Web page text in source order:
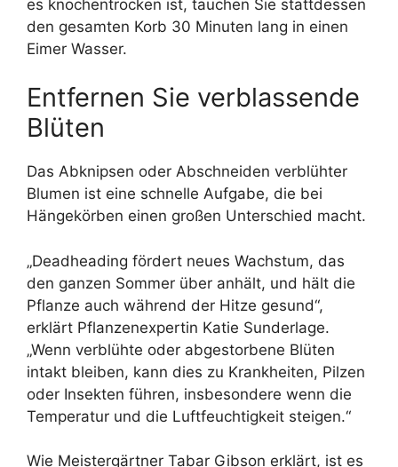
es knochentrocken ist, tauchen Sie stattdessen
den gesamten Korb 30 Minuten lang in einen
Eimer Wasser.
Entfernen Sie verblassende
Blüten
Das Abknipsen oder Abschneiden verblühter
Blumen ist eine schnelle Aufgabe, die bei
Hängekörben einen großen Unterschied macht.
„Deadheading fördert neues Wachstum, das
den ganzen Sommer über anhält, und hält die
Pflanze auch während der Hitze gesund“,
erklärt Pflanzenexpertin Katie Sunderlage.
„Wenn verblühte oder abgestorbene Blüten
intakt bleiben, kann dies zu Krankheiten, Pilzen
oder Insekten führen, insbesondere wenn die
Temperatur und die Luftfeuchtigkeit steigen.“
Wie Meistergärtner Tabar Gibson erklärt, ist es